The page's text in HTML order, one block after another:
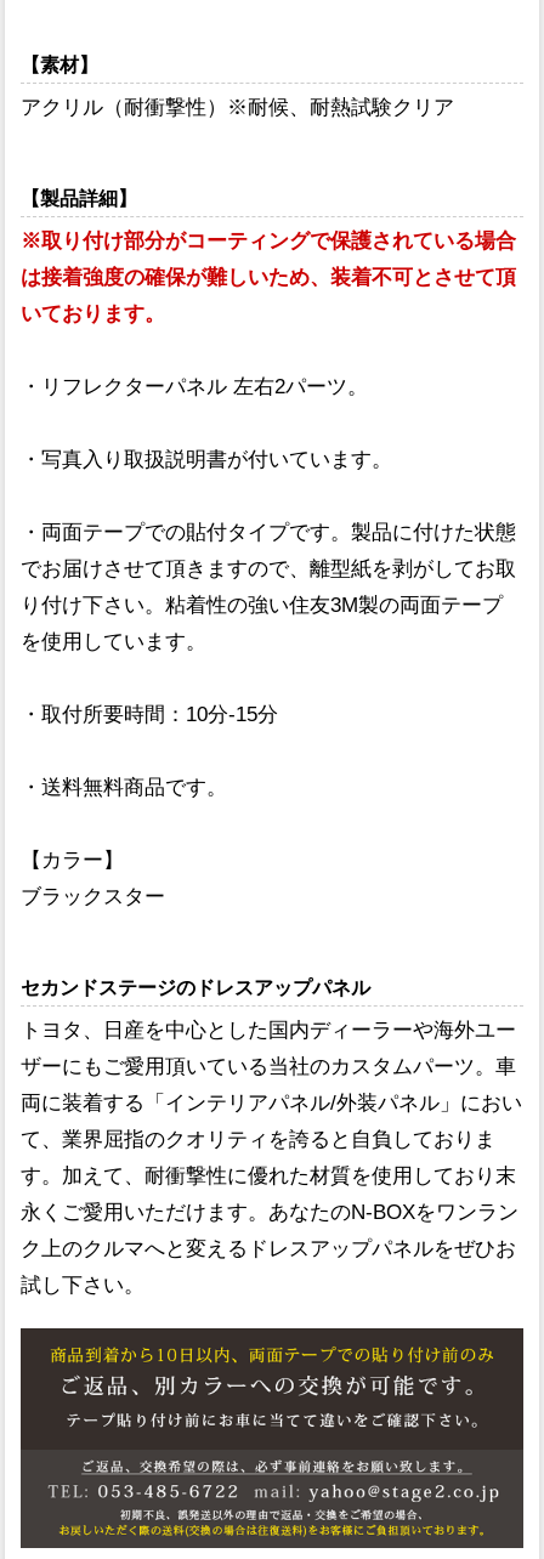
【素材】
アクリル（耐衝撃性）※耐候、耐熱試験クリア
【製品詳細】
※取り付け部分がコーティングで保護されている場合
は接着強度の確保が難しいため、装着不可とさせて頂
いております。
・リフレクターパネル 左右2パーツ。
・写真入り取扱説明書が付いています。
・両面テープでの貼付タイプです。製品に付けた状態
でお届けさせて頂きますので、離型紙を剥がしてお取
り付け下さい。粘着性の強い住友3M製の両面テープ
を使用しています。
・取付所要時間：10分-15分
・送料無料商品です。
【カラー】
ブラックスター
セカンドステージのドレスアップパネル
トヨタ、日産を中心とした国内ディーラーや海外ユー
ザーにもご愛用頂いている当社のカスタムパーツ。車
両に装着する「インテリアパネル/外装パネル」におい
て、業界屈指のクオリティを誇ると自負しておりま
す。加えて、耐衝撃性に優れた材質を使用しており末
永くご愛用いただけます。あなたのN-BOXをワンラン
ク上のクルマへと変えるドレスアップパネルをぜひお
試し下さい。